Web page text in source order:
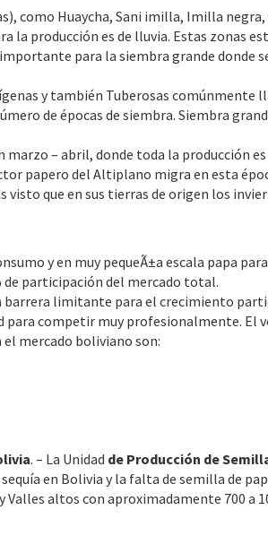
como Huaycha, Sani imilla, Imilla
la producción es de lluvia. Estas zonas
para la siembra grande donde
y también Tuberosas
de épocas de siembra. Siembra
– abril, donde toda la producción
papero del Altiplano migra en esta
que en sus tierras de origen los
y en muy pequeÃ±a escala papa
de participación del mercado total.
limitante para el crecimiento
competir muy profesionalmente. El
el mercado boliviano son:
. – La Unidad de Producción de
sequía en Bolivia y la falta de semilla de
altos con aproximadamente 700 a